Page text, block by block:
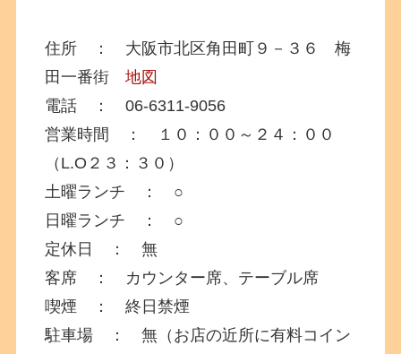
住所 ： 大阪市北区角田町９－３６ 梅
田一番街地図
電話 ： 06-6311-9056
営業時間 ： １０：００～２４：００
（L.O２３：３０）
土曜ランチ ： ○
日曜ランチ ： ○
定休日 ： 無
客席 ： カウンター席、テーブル席
喫煙 ： 終日禁煙
駐車場 ： 無（お店の近所に有料コイン